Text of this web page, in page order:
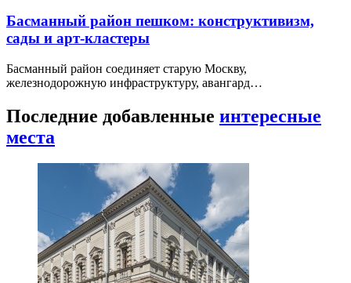
Басманный район пешком: конструктивизм,
сады и арт-кластеры
Басманный район соединяет старую Москву,
железнодорожную инфраструктуру, авангард…
Последние добавленные интересные
места